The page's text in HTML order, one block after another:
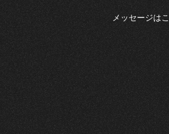
メッセージは